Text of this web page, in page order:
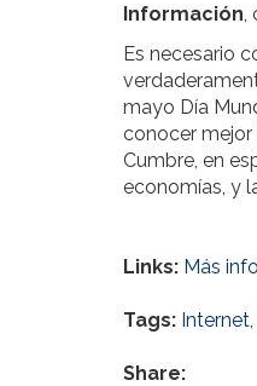
Información,
Es necesario
mayo Día
conocer mejor
Cumbre, en
economías, y
Links: Más
Tags: Internet,
Share: